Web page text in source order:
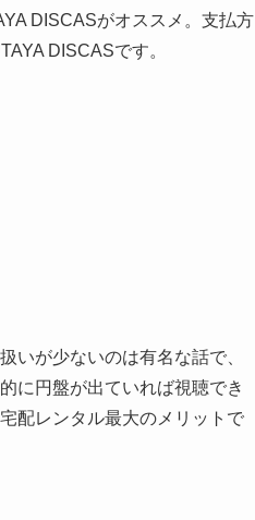
DISCASがオススメ。支払方
DISCASです。
いが少ないのは有名な話で、
に円盤が出ていれば視聴でき
配レンタル最大のメリットで